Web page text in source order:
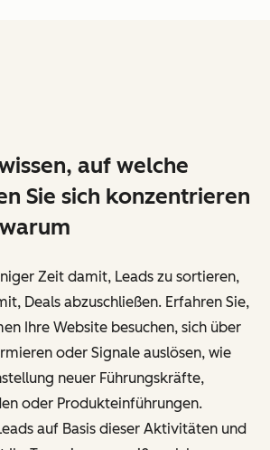
auf welche
Sie sich konzentrieren
Zeit damit, Leads zu sortieren,
Deals abzuschließen. Erfahren Sie,
Ihre Website besuchen, sich über
oder Signale auslösen, wie
neuer Führungskräfte,
oder Produkteinführungen.
auf Basis dieser Aktivitäten und